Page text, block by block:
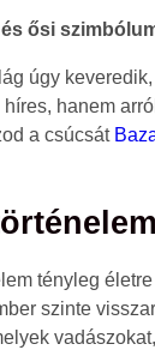
ősi
úgy
hanem
a csúcsát
tényleg
szinte